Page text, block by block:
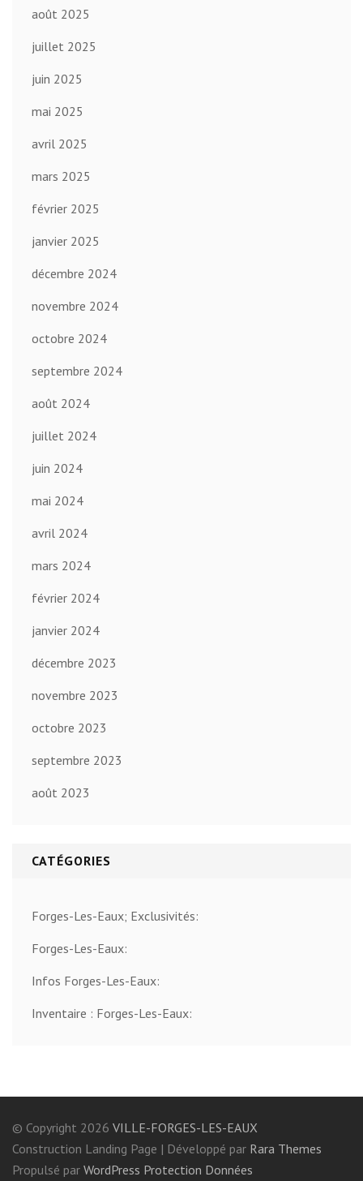
août 2025
juillet 2025
juin 2025
mai 2025
avril 2025
mars 2025
février 2025
janvier 2025
décembre 2024
novembre 2024
octobre 2024
septembre 2024
août 2024
juillet 2024
juin 2024
mai 2024
avril 2024
mars 2024
février 2024
janvier 2024
décembre 2023
novembre 2023
octobre 2023
septembre 2023
août 2023
CATÉGORIES
Forges-Les-Eaux; Exclusivités:
Forges-Les-Eaux:
Infos Forges-Les-Eaux:
Inventaire : Forges-Les-Eaux:
© Copyright 2026 VILLE-FORGES-LES-EAUX
Construction Landing Page | Développé par Rara Themes
Propulsé par WordPress Protection Données